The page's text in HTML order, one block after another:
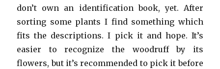
don’t own an identification book, yet. After
sorting some plants I find something which
fits the descriptions. I pick it and hope. It’s
easier to recognize the woodruff by its
flowers, but it’s recommended to pick it before